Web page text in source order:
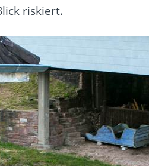
riskiert.